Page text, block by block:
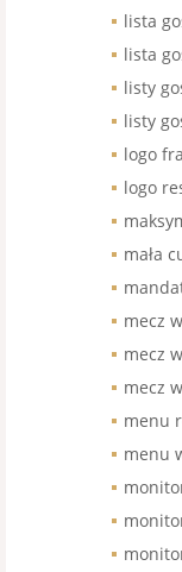
lista
lista
listy
listy
logo
logo
mała
mecz
mecz
mecz
menu
menu